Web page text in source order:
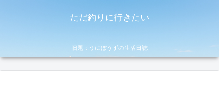
ただ釣りに行きたい
旧題：うにぼうずの生活日誌